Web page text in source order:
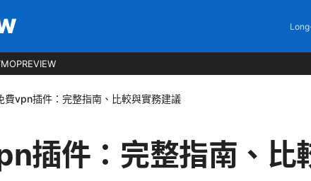
費vpn插件：完整指南、比較與實務建議
插件：完整指南、比